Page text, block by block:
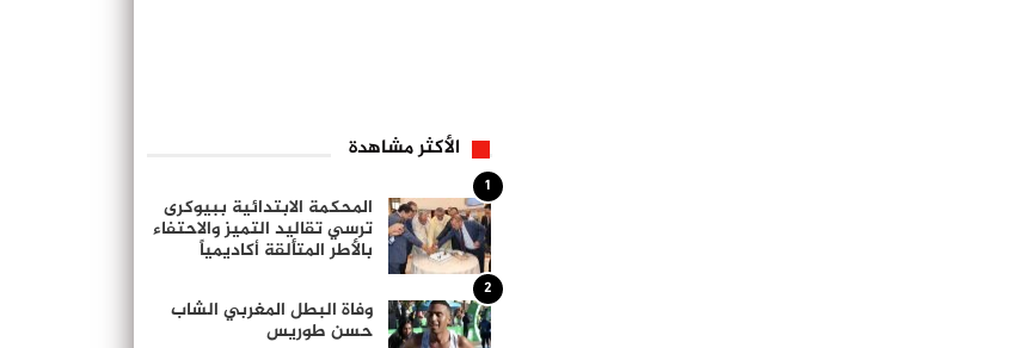
الأكثر مشاهدة
1
المحكمة الابتدائية ببيوكرى
ترسي تقاليد التميز والاحتفاء
بالأطر المتألقة أكاديمياً
2
وفاة البطل المغربي الشاب
حسن طوريس